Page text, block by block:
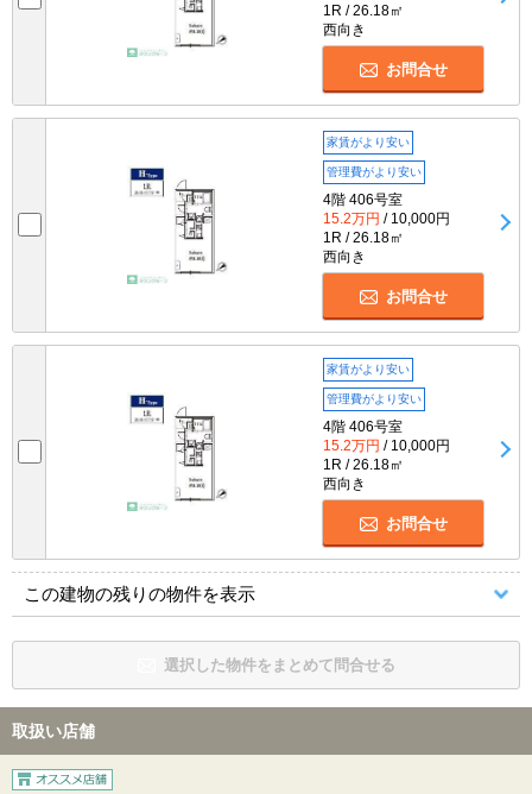
1R / 26.18㎡
西向き
お問合せ
家賃がより安い
管理費がより安い
4階 406号室
15.2万円 / 10,000円
1R / 26.18㎡
西向き
お問合せ
家賃がより安い
管理費がより安い
4階 406号室
15.2万円 / 10,000円
1R / 26.18㎡
西向き
お問合せ
この建物の残りの物件を表示
選択した物件をまとめて問合せる
取扱い店舗